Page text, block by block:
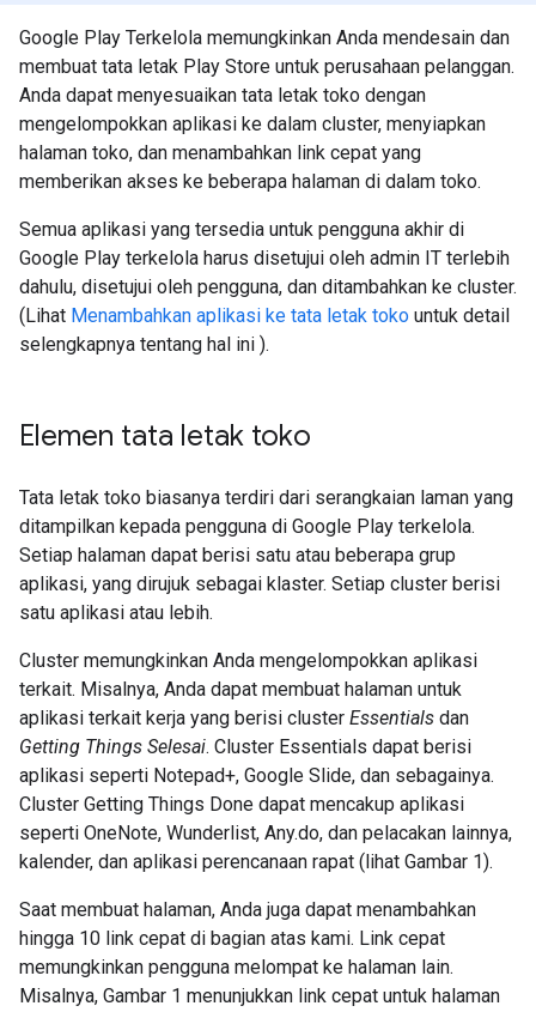
Google Play Terkelola memungkinkan Anda mendesain dan
membuat tata letak Play Store untuk perusahaan pelanggan.
Anda dapat menyesuaikan tata letak toko dengan
mengelompokkan aplikasi ke dalam cluster, menyiapkan
halaman toko, dan menambahkan link cepat yang
memberikan akses ke beberapa halaman di dalam toko.
Semua aplikasi yang tersedia untuk pengguna akhir di
Google Play terkelola harus disetujui oleh admin IT terlebih
dahulu, disetujui oleh pengguna, dan ditambahkan ke cluster.
(Lihat Menambahkan aplikasi ke tata letak toko untuk detail
selengkapnya tentang hal ini ).
Elemen tata letak toko
Tata letak toko biasanya terdiri dari serangkaian laman yang
ditampilkan kepada pengguna di Google Play terkelola.
Setiap halaman dapat berisi satu atau beberapa grup
aplikasi, yang dirujuk sebagai klaster. Setiap cluster berisi
satu aplikasi atau lebih.
Cluster memungkinkan Anda mengelompokkan aplikasi
terkait. Misalnya, Anda dapat membuat halaman untuk
aplikasi terkait kerja yang berisi cluster Essentials dan
Getting Things Selesai. Cluster Essentials dapat berisi
aplikasi seperti Notepad+, Google Slide, dan sebagainya.
Cluster Getting Things Done dapat mencakup aplikasi
seperti OneNote, Wunderlist, Any.do, dan pelacakan lainnya,
kalender, dan aplikasi perencanaan rapat (lihat Gambar 1).
Saat membuat halaman, Anda juga dapat menambahkan
hingga 10 link cepat di bagian atas kami. Link cepat
memungkinkan pengguna melompat ke halaman lain.
Misalnya, Gambar 1 menunjukkan link cepat untuk halaman